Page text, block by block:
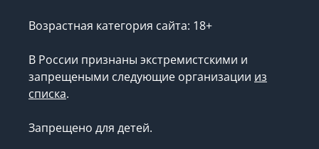
Возрастная категория сайта: 18+
В России признаны экстремистскими и
запрещеными следующие организации из
списка.
Запрещено для детей.